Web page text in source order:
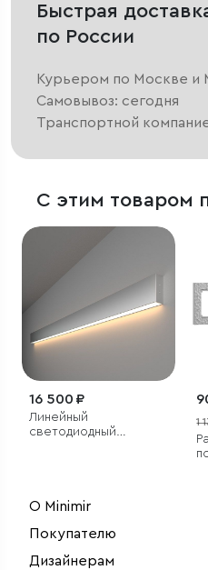
Быстрая
по России
Курьером по Москве и
Самовывоз: сегодня
Транспортной
С этим товаром
16 500 ₽
Линейный
светодиодный
серебряный
1
О Minimir
Покупателю
Дизайнерам